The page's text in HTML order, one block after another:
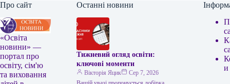
Про сайт
«Освіта
новини» —
портал про
освіту, сім'ю
та виховання
Останні новини
Тижневий огляд освіти:
ключові моменти
Вікторія Яцик
Сер 7, 2026
и